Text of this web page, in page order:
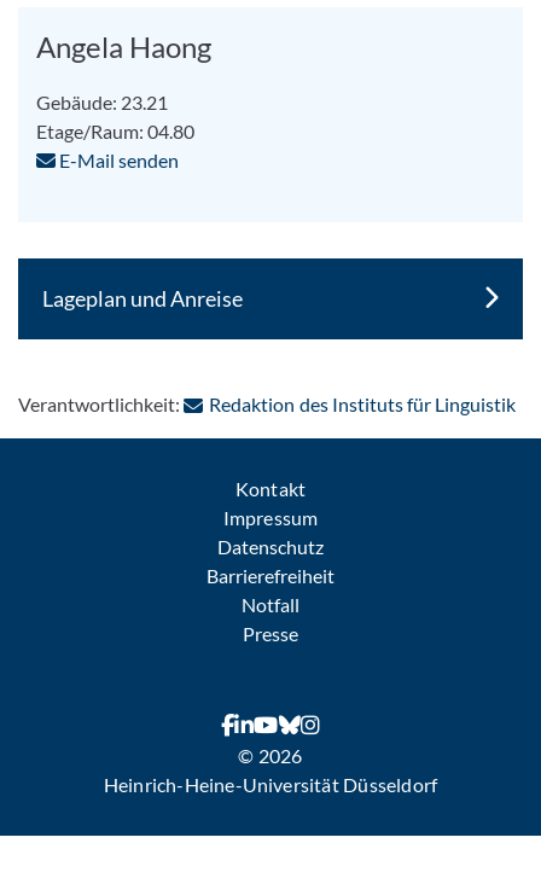
Angela Haong
Gebäude: 23.21
Etage/Raum: 04.80
E-Mail senden
Lageplan und Anreise
Verantwortlichkeit: Redaktion des Instituts für Linguistik:
Kontakt
Impressum
Datenschutz
Barrierefreiheit
Notfall
Presse
© 2026
Heinrich-Heine-Universität Düsseldorf